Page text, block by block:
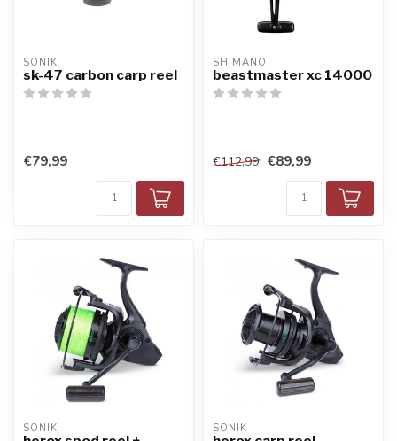
SONIK
sk-47 carbon carp reel
€79,99
SHIMANO
beastmaster xc 14000
€112,99 €89,99
SONIK SONIK